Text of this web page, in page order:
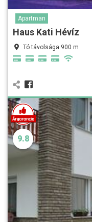
Apartman
Haus Kati Hévíz
Tó távolsága 900 m
9.8